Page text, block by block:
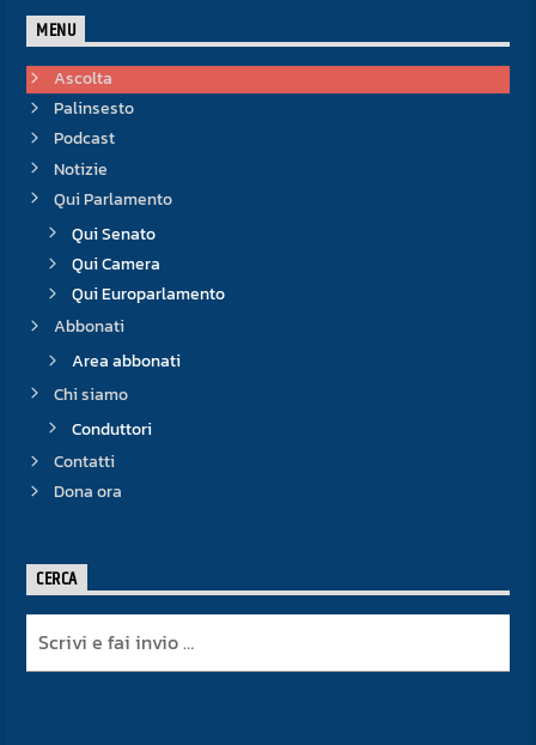
MENU
Ascolta
Palinsesto
Podcast
Notizie
Qui Parlamento
Qui Senato
Qui Camera
Qui Europarlamento
Abbonati
Area abbonati
Chi siamo
Conduttori
Contatti
Dona ora
CERCA